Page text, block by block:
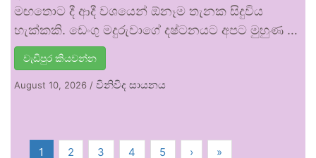
මඟතොට දී ආදී වශයෙන් ඕනෑම තැනක සිදුවිය
හැක්කකි. ඩෙංගු මදුරුවාගේ දෂ්ටනයට අපට මුහුණ …
වැඩිපුර කියවන්න
August 10, 2026 / විනිවිද සායනය
1 2 3 4 5 › »